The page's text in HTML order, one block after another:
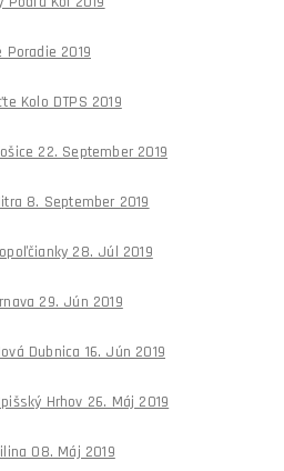
Poradie 2019
Kolo DTPS 2019
22. September 2019
8. September 2019
28. Júl 2019
29. Jún 2019
Dubnica 16. Jún 2019
Hrhov 26. Máj 2019
08. Máj 2019